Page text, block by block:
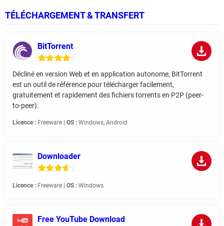
TÉLÉCHARGEMENT & TRANSFERT
BitTorrent
Décliné en version Web et en application autonome, BitTorrent
est un outil de référence pour télécharger facilement,
gratuitement et rapidement des fichiers torrents en P2P (peer-
to-peer).
Licence : Freeware | OS : Windows, Android
Downloader
Licence : Freeware | OS : Windows
Free YouTube Download